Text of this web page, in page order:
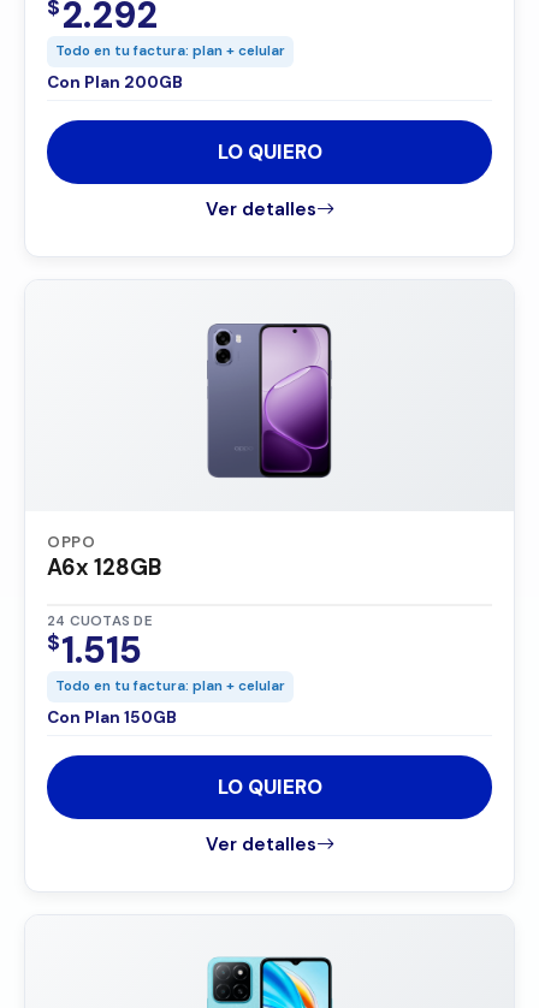
$2.292
Todo en tu factura: plan + celular
Con Plan 200GB
LO QUIERO
Ver detalles
OPPO
A6x 128GB
24 CUOTAS DE
$1.515
Todo en tu factura: plan + celular
Con Plan 150GB
LO QUIERO
Ver detalles